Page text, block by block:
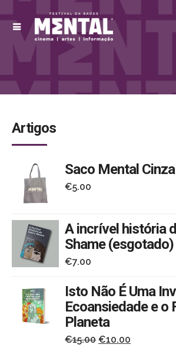
Artigos
Saco Mental
€5.00
A incrível história
Shame (esgotado)
€7.00
Isto Não É Uma
Ecoansiedade e o
Planeta
€15.00 O
€10.00